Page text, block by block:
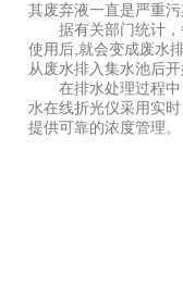
其废弃液一直是严重污
据有关部门统计，每
使用后,就会变成废水
从废水排入集水池后
在排水处理过程中，
水在线折光仪采用实
提供可靠的浓度管理。